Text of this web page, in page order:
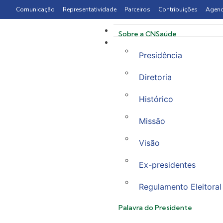
Comunicação Representatividade Parceiros Contribuições
Sobre a CNSaúde
Presidência
Diretoria
Histórico
Missão
Visão
Ex-presidentes
Regulamento Eleitoral
Palavra do Presidente